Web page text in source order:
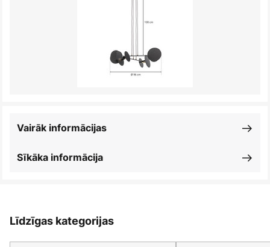
Sīkāka informācija
Vairāk informācijas
Līdzīgas kategorijas